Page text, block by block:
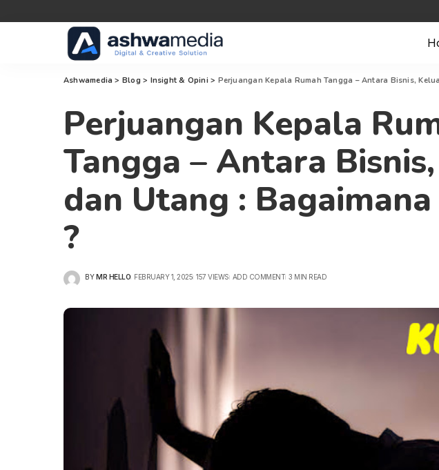
Ashwamedia > Blog > Insight & Opini > Perjuangan Kepala Rumah Tangga – Antara Bisnis,
Perjuangan Kepala
Tangga – Antara
dan Utang :
?
POSTED
BY MR HELLO FEBRUARY 1, 2025 157 VIEWS ADD COMMENT 3 MIN READ